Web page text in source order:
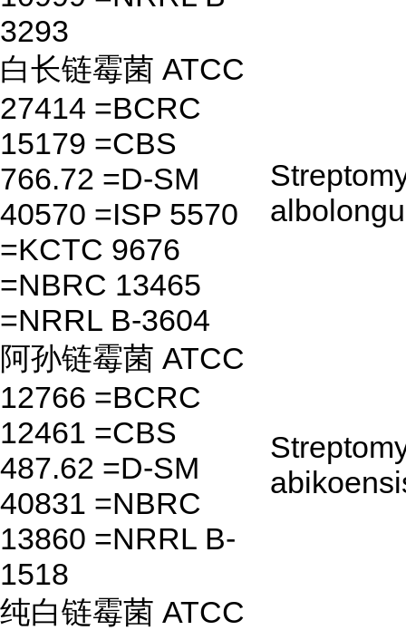
3293
白长链霉菌 ATCC
27414 =BCRC
15179 =CBS
766.72 =D-SM
40570 =ISP 5570
=KCTC 9676
=NBRC 13465
=NRRL B-3604
阿孙链霉菌 ATCC
12766 =BCRC
12461 =CBS
487.62 =D-SM
40831 =NBRC
13860 =NRRL B-
1518
纯白链霉菌 ATCC